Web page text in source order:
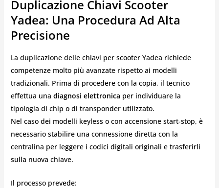
Duplicazione Chiavi Scooter
Yadea: Una Procedura Ad Alta
Precisione
La duplicazione delle chiavi per scooter Yadea richiede
competenze molto più avanzate rispetto ai modelli
tradizionali. Prima di procedere con la copia, il tecnico
effettua una diagnosi elettronica per individuare la
tipologia di chip o di transponder utilizzato.
Nel caso dei modelli keyless o con accensione start-stop, è
necessario stabilire una connessione diretta con la
centralina per leggere i codici digitali originali e trasferirli
sulla nuova chiave.
Il processo prevede: